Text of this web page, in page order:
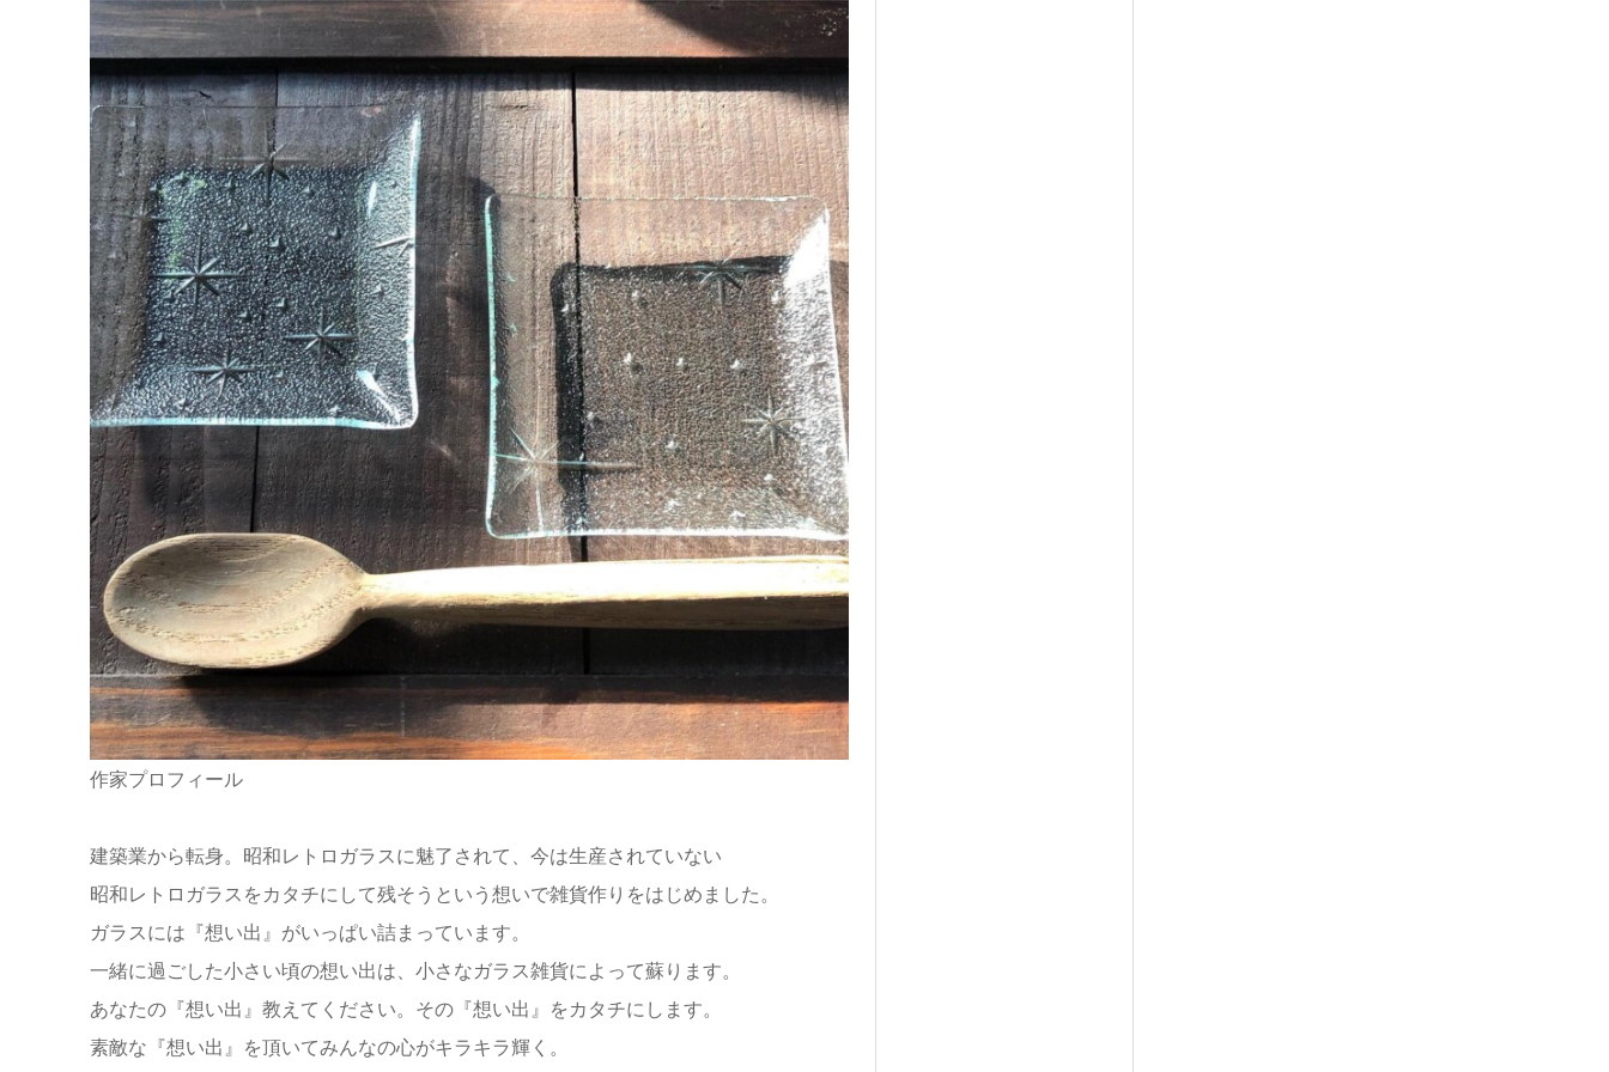
作家プロフィール
建築業から転身。昭和レトロガラスに魅了されて、今は生産されていない
昭和レトロガラスをカタチにして残そうという想いで雑貨作りをはじめました。
ガラスには『想い出』がいっぱい詰まっています。
一緒に過ごした小さい頃の想い出は、小さなガラス雑貨によって蘇ります。
あなたの『想い出』教えてください。その『想い出』をカタチにします。
素敵な『想い出』を頂いてみんなの心がキラキラ輝く。